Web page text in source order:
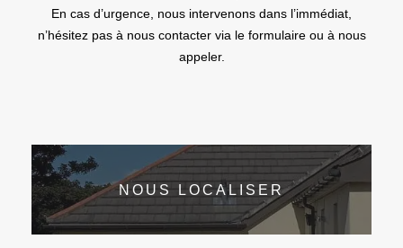
En cas d’urgence, nous intervenons dans l’immédiat,
n’hésitez pas à nous contacter via le formulaire ou à nous
appeler.
NOUS LOCALISER